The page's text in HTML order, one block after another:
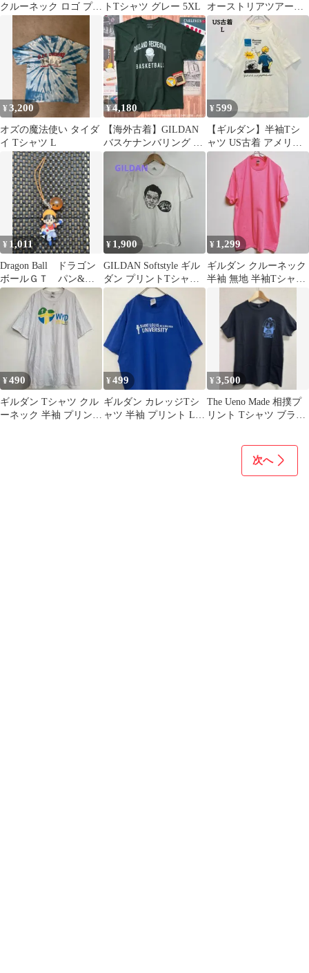
クルーネック ロゴ プリ
トTシャツ グレー 5XL
オーストリアツアーパ
ーカー レア
¥3,200
オズの魔法使い タイダ
イ Tシャツ L
¥4,180
【海外古着】GILDAN
バスケナンバリング プ
リントTシャツ 半袖 XL
深緑
¥599
【ギルダン】半袖Tシ
ャツ US古着 アメリカ
古着 カジュアル ホワイ
ト Lサイズ
¥ 1,011
Dragon Ball ドラゴン
ボールＧＴ パン&ギ
ル フィギュア スト
ラップ
¥ 1,900
GILDAN Softstyle ギル
ダン プリントTシャツ
半袖 ホワイト古着
¥ 1,299
ギルダン クルーネック
半袖 無地 半袖Tシャツ
M 桃 綿 カジュアル
¥490
ギルダン Tシャツ クル
ーネック 半袖 プリント
¥499
ギルダン カレッジTシ
ャツ 半袖 プリント L
¥3,500
The Ueno Made 相撲プ
リント Tシャツ ブラッ
次へ